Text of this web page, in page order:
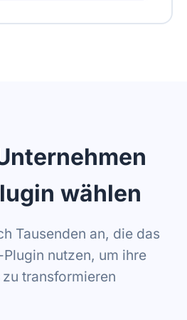
wählen
Tausenden an, die das
nutzen, um ihre
transformieren